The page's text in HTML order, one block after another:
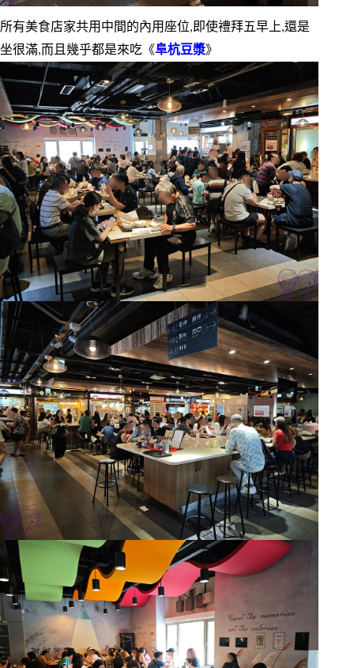
所有美食店家共用中間的內用座位,即使禮拜五早上,還是
坐很滿,而且幾乎都是來吃《阜杭豆漿》